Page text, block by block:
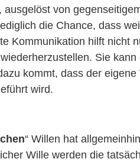
von
die Chance, dass
Kommunikation hilft nicht
Sie kann
kommt, dass der eigene
wird.
“ Willen hat
Wille werden die